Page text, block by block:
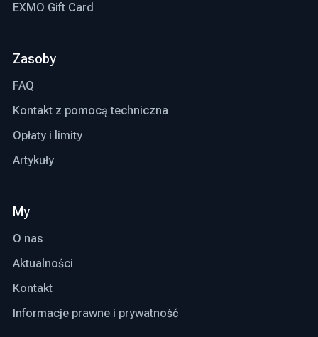
EXMO Gift Card
Zasoby
FAQ
Kontakt z pomocą techniczna
Opłaty i limity
Artykuły
My
O nas
Aktualności
Kontakt
Informacje prawne i prywatność